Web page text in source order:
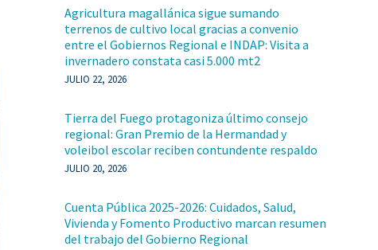
Agricultura magallánica sigue sumando
terrenos de cultivo local gracias a convenio
entre el Gobiernos Regional e INDAP: Visita a
invernadero constata casi 5.000 mt2
JULIO 22, 2026
Tierra del Fuego protagoniza último consejo
regional: Gran Premio de la Hermandad y
voleibol escolar reciben contundente respaldo
JULIO 20, 2026
Cuenta Pública 2025-2026: Cuidados, Salud,
Vivienda y Fomento Productivo marcan resumen
del trabajo del Gobierno Regional